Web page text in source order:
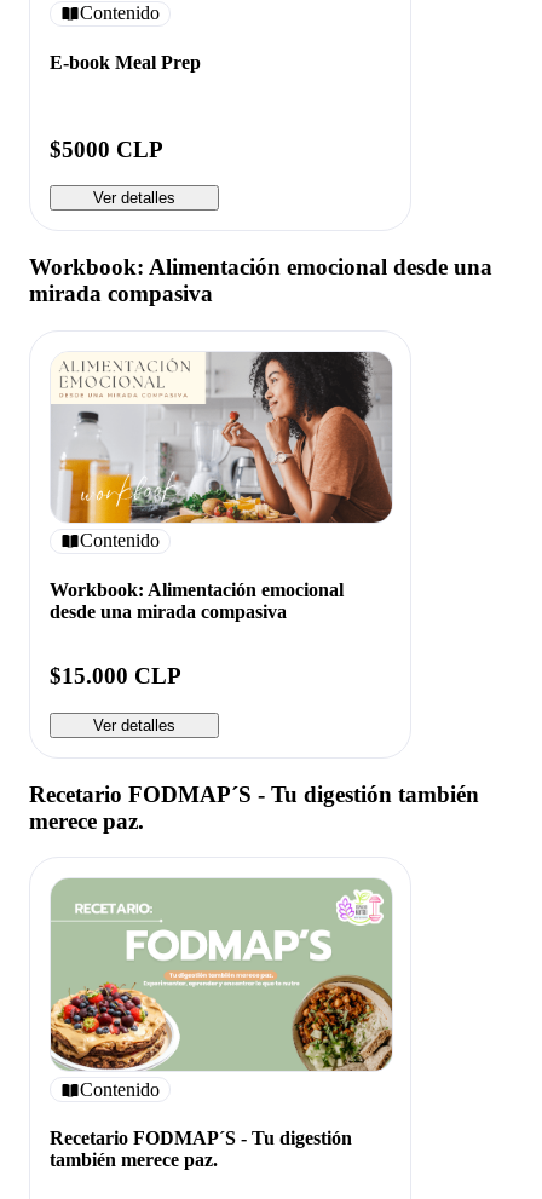
Contenido
E-book Meal Prep
$5000 CLP
Ver detalles
Workbook: Alimentación emocional desde una
mirada compasiva
Contenido
Workbook: Alimentación emocional
desde una mirada compasiva
$15.000 CLP
Ver detalles
Recetario FODMAP´S - Tu digestión también
merece paz.
Contenido
Recetario FODMAP´S - Tu digestión
también merece paz.